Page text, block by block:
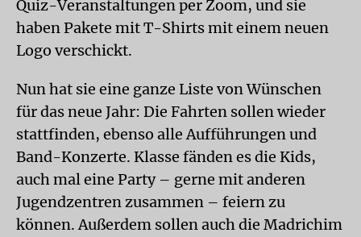
Quiz-Veranstaltungen per Zoom, und sie
haben Pakete mit T-Shirts mit einem neuen
Logo verschickt.
Nun hat sie eine ganze Liste von Wünschen
für das neue Jahr: Die Fahrten sollen wieder
stattfinden, ebenso alle Aufführungen und
Band-Konzerte. Klasse fänden es die Kids,
auch mal eine Party – gerne mit anderen
Jugendzentren zusammen – feiern zu
können. Außerdem sollen auch die Madrichim